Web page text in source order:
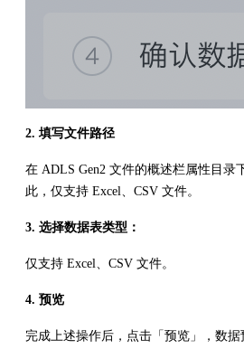
2. 填写文件路径
在 ADLS Gen2 文件的概述栏属性目录
此，仅支持 Excel、CSV 文件。
3. 选择数据表类型：
仅支持 Excel、CSV 文件。
4. 预览
完成上述操作后，点击「预览」，数